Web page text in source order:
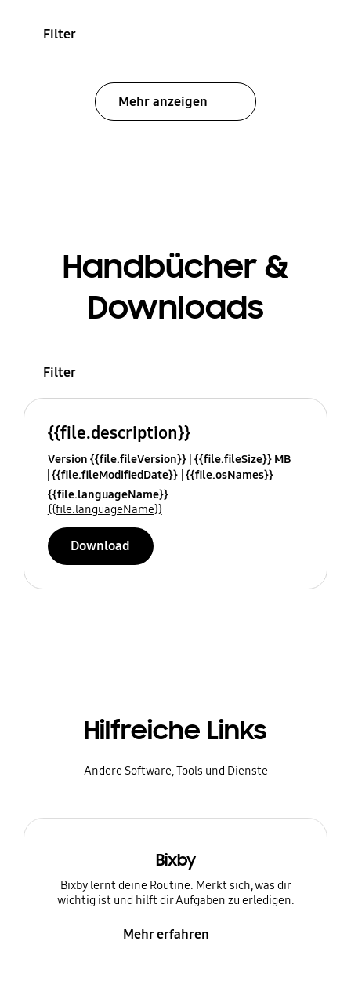
Filter
Mehr anzeigen
Handbücher &
Downloads
Filter
{{file.description}}
Version {{file.fileVersion}} {{file.fileSize}} MB
{{file.fileModifiedDate}} {{file.osNames}}
{{file.languageName}}
{{file.languageName}}
Download
Hilfreiche Links
Andere Software, Tools und Dienste
Bixby
Bixby lernt deine Routine. Merkt sich, was dir
wichtig ist und hilft dir Aufgaben zu erledigen.
Mehr erfahren